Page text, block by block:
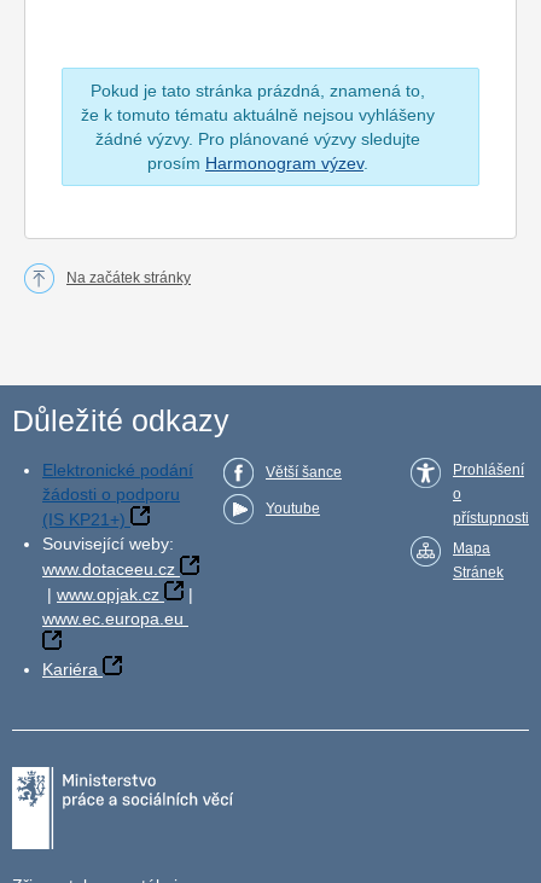
Pokud je tato stránka prázdná, znamená to,
že k tomuto tématu aktuálně nejsou vyhlášeny
žádné výzvy. Pro plánované výzvy sledujte
prosím Harmonogram výzev.
Na začátek stránky
Důležité odkazy
Elektronické podání
žádosti o podporu
(IS KP21+)
Související weby:
www.dotaceeu.cz
| www.opjak.cz
|
www.ec.europa.eu
Kariéra
Větší šance
Youtube
Prohlášení
o
přístupnosti
Mapa
Stránek